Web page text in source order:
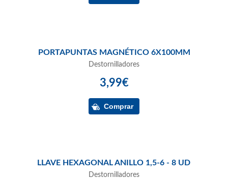
PORTAPUNTAS MAGNÉTICO 6X100MM
Destornilladores
3,99€
LLAVE HEXAGONAL ANILLO 1,5-6 - 8 UD
Destornilladores